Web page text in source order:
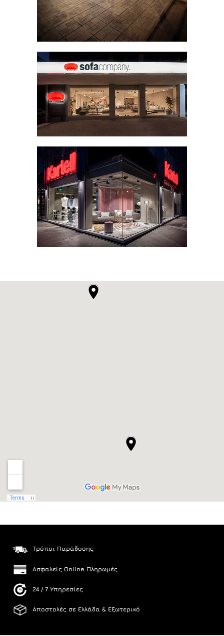
Τρόποι Παράδοσης
Ασφαλείς Online Πληρωμές
24 / 7 Υπηρεσίες
Αποστολές σε Ελλάδα & Εξωτερικό